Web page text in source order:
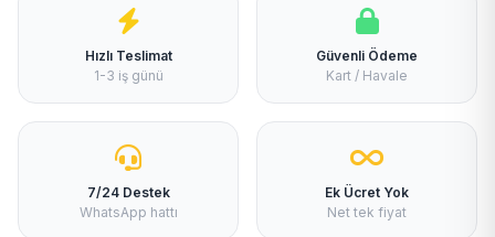
Hızlı Teslimat
1-3 iş günü
Güvenli Ödeme
Kart / Havale
7/24 Destek
WhatsApp hattı
Ek Ücret Yok
Net tek fiyat